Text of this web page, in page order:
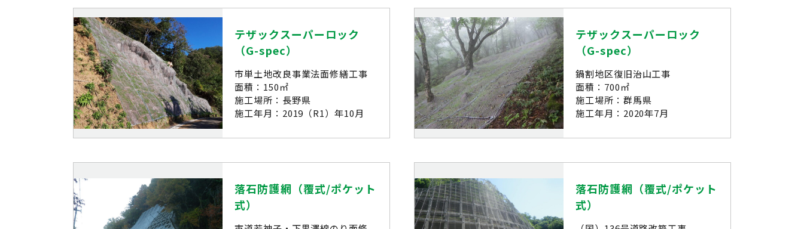
テザックスーパーロック
（G-spec）
市単土地改良事業法面修繕工事
面積：150㎡
施工場所：長野県
施工年月：2019（R1）年10月
テザックスーパーロック
（G-spec）
鍋割地区復旧治山工事
面積：700㎡
施工場所：群馬県
施工年月：2020年7月
落石防護網（覆式/ポケット
式）
落石防護網（覆式/ポケット
式）